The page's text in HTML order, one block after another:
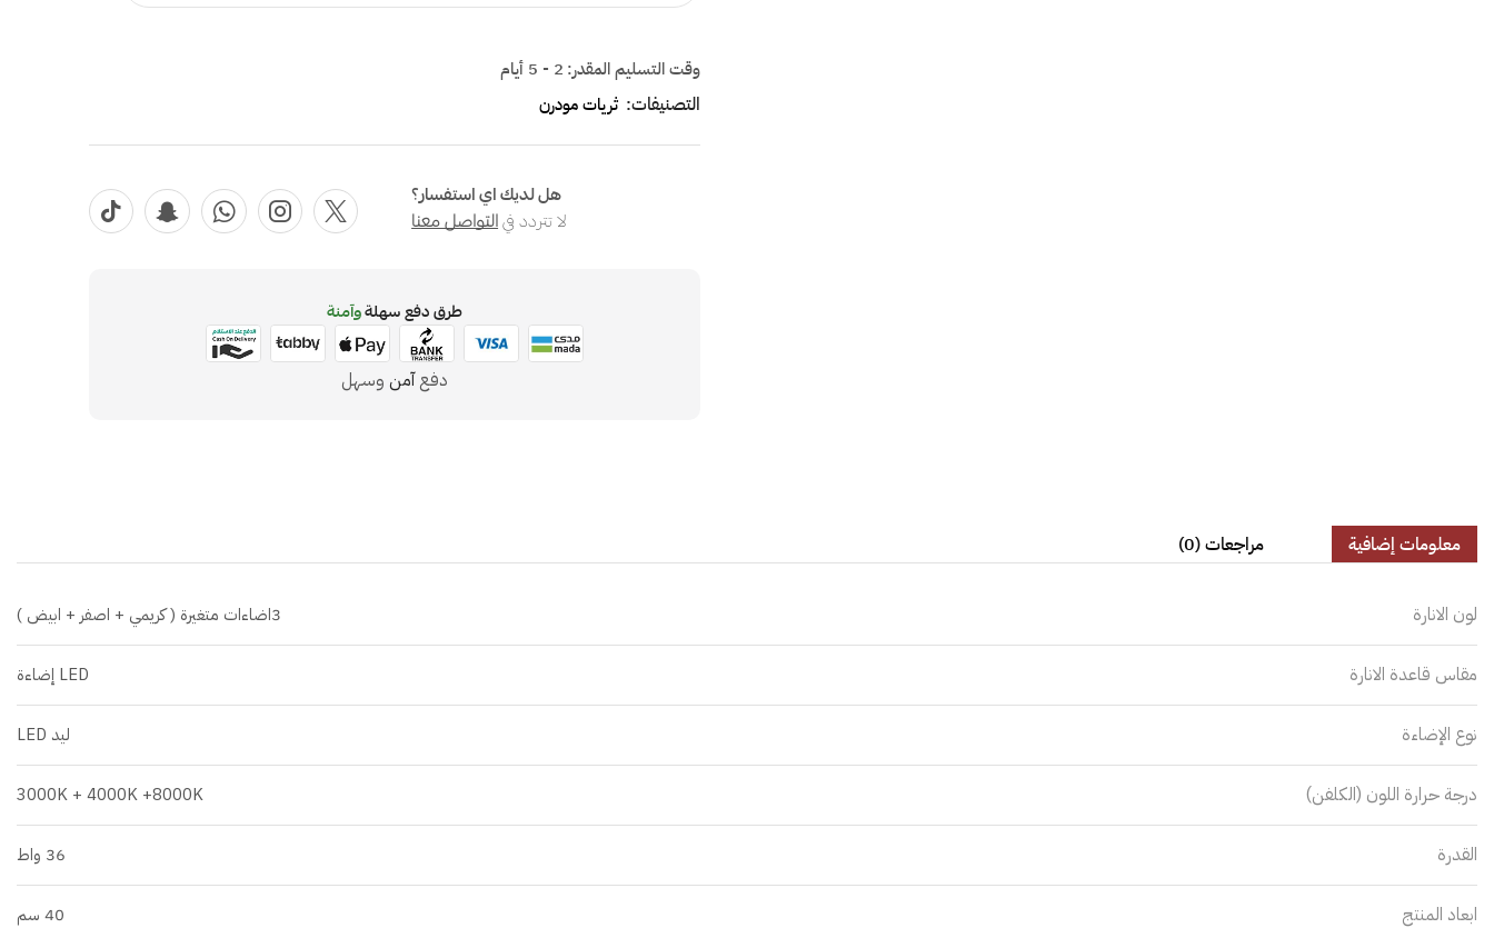
وقت التسليم المقدر: 2 - 5 أيام
التصنيفات: ثريات مودرن
هل لديك اي استفسار؟
لا تتردد فيالتواصل معنا
طرق دفع سهلةوآمنة
دفعآمنوسهل
معلومات إضافية مراجعات (0)
لون الانارة 3اضاءات متغيرة ( كريمي + اصفر + ابيض )
مقاس قاعدة الانارة LED إضاءة
نوع الإضاءة ليد LED
درجة حرارة اللون (الكلفن) 3000K + 4000K +8000K
القدرة 36 واط
ابعاد المنتج 40 سم